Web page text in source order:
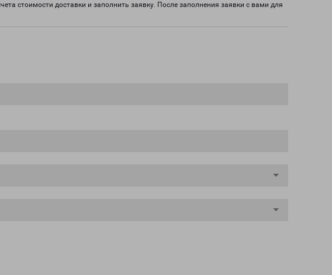
стоимости доставки и заполнить заявку. После заполнения заявки с вами для